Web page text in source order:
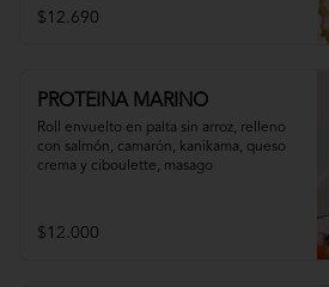
$12.690
PROTEINA MARINO
Roll envuelto en palta sin arroz, relleno
con salmón, camarón, kanikama, queso
crema y ciboulette, masago
$12.000